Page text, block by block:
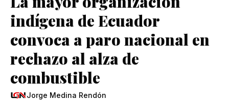
indígena de Ecuador
convoca a paro nacional en
rechazo al alza de
combustible
Jorge Medina Rendón